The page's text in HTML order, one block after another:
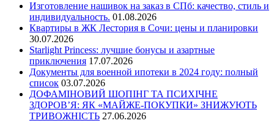
Изготовление нашивок на заказ в СПб: качество, стиль и
индивидуальность. 01.08.2026
Квартиры в ЖК Лестория в Сочи: цены и планировки
30.07.2026
Starlight Princess: лучшие бонусы и азартные
приключения 17.07.2026
Документы для военной ипотеки в 2024 году: полный
список 03.07.2026
ДОФАМІНОВИЙ ШОПІНГ ТА ПСИХІЧНЕ
ЗДОРОВ’Я: ЯК «МАЙЖЕ-ПОКУПКИ» ЗНИЖУЮТЬ
ТРИВОЖНІСТЬ 27.06.2026